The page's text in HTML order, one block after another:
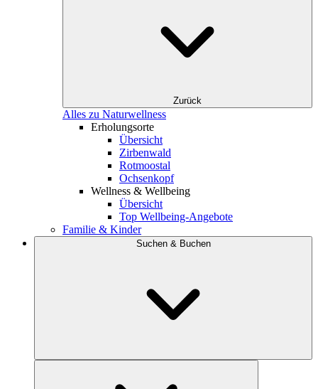
Zurück
Alles zu Naturwellness
Erholungsorte
Übersicht
Zirbenwald
Rotmoostal
Ochsenkopf
Wellness & Wellbeing
Übersicht
Top Wellbeing-Angebote
Familie & Kinder
Suchen & Buchen